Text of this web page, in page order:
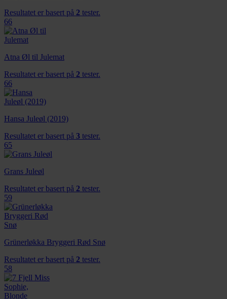
Resultatet er basert på 2 tester.
66
Atna Øl til Julemat
Resultatet er basert på 2 tester.
66
Hansa Juleøl (2019)
Resultatet er basert på 3 tester.
65
Grans Juleøl
Resultatet er basert på 2 tester.
59
Grünerløkka Bryggeri Rød Snø
Resultatet er basert på 2 tester.
58